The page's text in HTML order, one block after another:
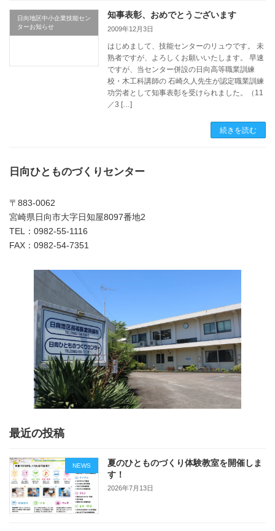
日向地区中小企業技能セン
ターお知らせ
知事表彰、おめでとうございます
2009年12月3日
はじめまして、技能センターのリュウです。 未
熟者ですが、よろしくお願いいたします。 早速
ですが、当センター併設の日向高等職業訓練
校・木工科講師の 石崎久人先生が認定職業訓練
功労者として知事表彰を受けられました。（11
／3 […]
続きを読む
日向ひとものづくりセンター
〒883-0062
宮崎県日向市大字日知屋8097番地2
TEL：0982-55-1116
FAX：0982-54-7351
最近の投稿
NEWS
夏のひとものづくり体験教室を開催しま
す！
2026年7月13日